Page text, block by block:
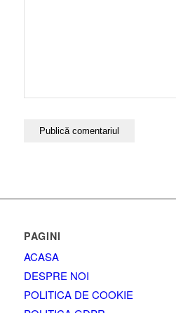
PAGINI
ACASA
DESPRE NOI
POLITICA DE COOKIE